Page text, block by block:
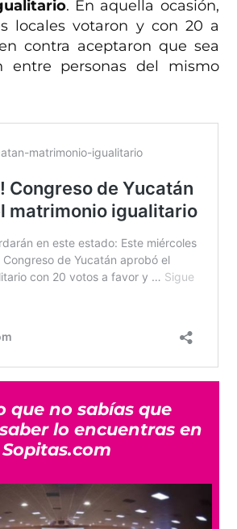
. En aquella ocasión,
locales votaron y con 20 a
contra aceptaron que sea
entre personas del mismo
que no sabías que
lo encuentras en
Sopitas.com